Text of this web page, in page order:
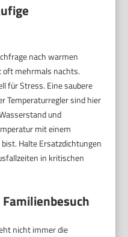
nach warmen
oft mehrmals nachts.
für Stress. Eine saubere
Temperaturregler sind hier
und
mit einem
Halte Ersatzdichtungen
in kritischen
nicht immer die